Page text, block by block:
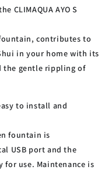
CLIMAQUA AYO S
fountain, contributes to
in your home with its
the gentle rippling of
to install and
fountain is
USB port and the
use. Maintenance is